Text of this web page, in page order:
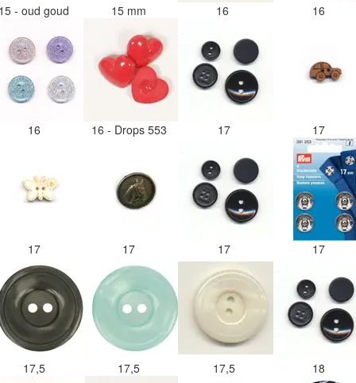
- oud goud 15 mm 16 16
16 16 - Drops 553 17 17
17 17 17 17
17,5 17,5 17,5 18